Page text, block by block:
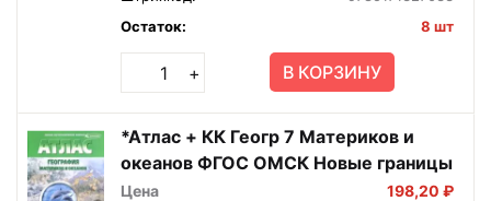
Остаток:
8 шт
+ В КОРЗИНУ
*Атлас + КК Геогр 7 Материков и
океанов ФГОС ОМСК Новые границы
Цена 198,20 ₽